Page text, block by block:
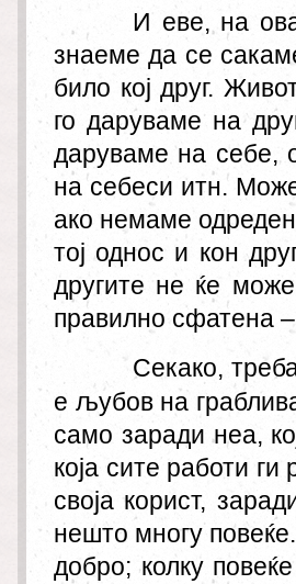
И еве, на
знаеме да се
било кој друг.
го даруваме на
даруваме на себе,
насебеси итн.
ако немаме
тој однос и кон
другите не ќе
правилно сфатена
Секако,
е љубов на
само заради неа,
која сите работи ги
своја корист,
нешто многу
добро; колку